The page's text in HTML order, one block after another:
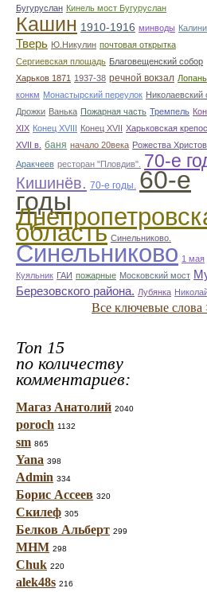
Бугуруслан Кинель мост Бугуруслан
Кашин 1910-1916 минводы
Тверь Ю.Никулин почтовая открытка
Сергиевская площадь Благовещенский собор
Харьков 1871 1937-38 речной вокзал Лопань
конкм Монастырский переулок Николаевский
Дрожки Ванька Пожарная часть Тремпель
XIX Конец XVIII Конец XVII Харьковская
XVII в. баня начало 20века Рожества
Аракчеев ресторан "Пловдив". 70-е
Кишинёв. 70-е годы. 60-е
годы
область Синельниково.
Синельниково 1 мая
Куяльник ГАИ пожарные Московский мост
Березовского района. Лубянка
Все ключевые слова
Топ 15
по количеству
комментариев:
Магаз Анатолий 2040
poroch 1132
sm 865
Yana 398
Admin 334
Борис Ассеев 320
Скилеф 305
Белков Альберт 299
МНМ 298
Chuk 220
alek48s 216